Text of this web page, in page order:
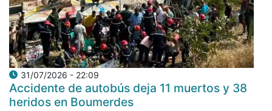
31/07/2026 - 22:09
Accidente de autobús deja 11 muertos y 38
heridos en Boumerdes